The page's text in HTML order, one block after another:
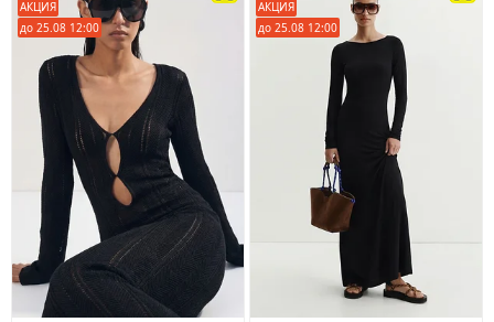
АКЦИЯ
до 25.08 12:00
АКЦИЯ
до 25.08 12:00